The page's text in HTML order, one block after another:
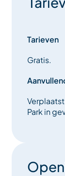
een
of hetTarieven
Gratis.
Park in